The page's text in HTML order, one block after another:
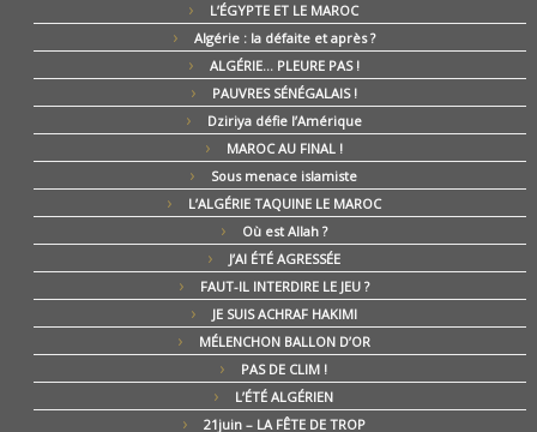
L’ÉGYPTE ET LE MAROC
Algérie : la défaite et après ?
ALGÉRIE… PLEURE PAS !
PAUVRES SÉNÉGALAIS !
Dziriya défie l’Amérique
MAROC AU FINAL !
Sous menace islamiste
L’ALGÉRIE TAQUINE LE MAROC
Où est Allah ?
J’AI ÉTÉ AGRESSÉE
FAUT-IL INTERDIRE LE JEU ?
JE SUIS ACHRAF HAKIMI
MÉLENCHON BALLON D’OR
PAS DE CLIM !
L’ÉTÉ ALGÉRIEN
21juin – LA FÊTE DE TROP